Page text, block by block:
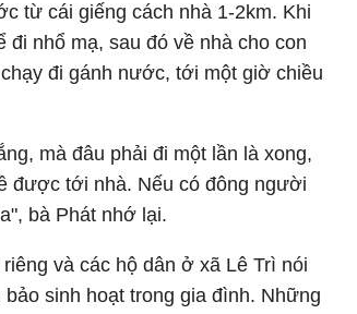
từ cái giếng cách nhà 1-2km. Khi
nhổ mạ, sau đó về nhà cho con
đi gánh nước, tới một giờ chiều
mà đâu phải đi một lần là xong,
được tới nhà. Nếu có đông người
bà Phát nhớ lại.
và các hộ dân ở xã Lê Trì nói
sinh hoạt trong gia đình. Những